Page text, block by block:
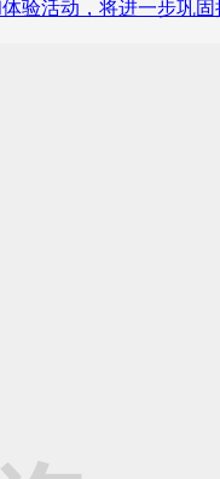
验活动，将进一步巩